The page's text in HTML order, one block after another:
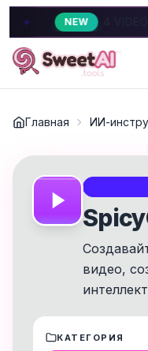
4 VIDEO STYLES
Главная ИИ-
видео,
КАТЕГОРИЯ